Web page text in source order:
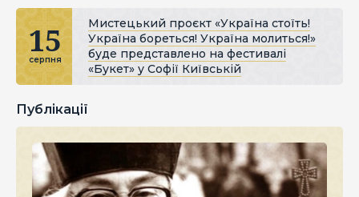
15
серпня
Мистецький проєкт «Україна стоїть!
Україна бореться! Україна молиться!»
буде представлено на фестивалі
«Букет» у Софії Київській
Публікації